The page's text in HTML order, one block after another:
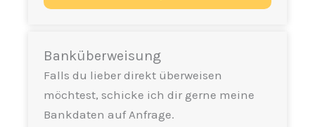
Banküberweisung
Falls du lieber direkt überweisen
möchtest, schicke ich dir gerne meine
Bankdaten auf Anfrage.